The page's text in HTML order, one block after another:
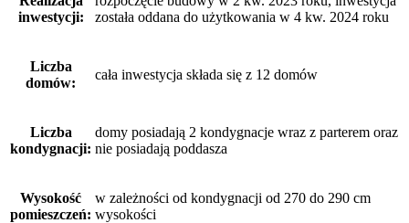
inwestycji:
została oddana do użytkowania w 4 kw. 2024 roku
Liczba
domów:
cała inwestycja składa się z 12 domów
Liczba
kondygnacji:
domy posiadają 2 kondygnacje wraz z parterem oraz
nie posiadają poddasza
Wysokość
pomieszczeń:
w zależności od kondygnacji od 270 do 290 cm
wysokości